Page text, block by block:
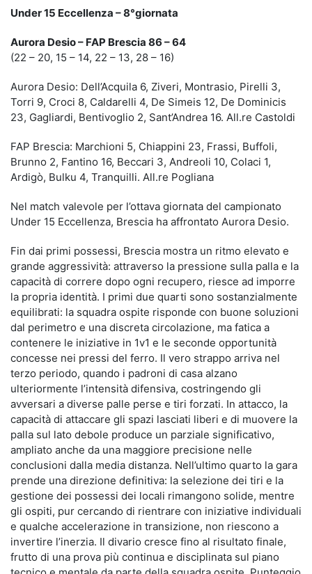
Under 15 Eccellenza – 8°giornata
Aurora Desio – FAP Brescia 86 – 64
(22 – 20, 15 – 14, 22 – 13, 28 – 16)
Aurora Desio: Dell’Acquila 6, Ziveri, Montrasio, Pirelli 3,
Torri 9, Croci 8, Caldarelli 4, De Simeis 12, De Dominicis
23, Gagliardi, Bentivoglio 2, Sant’Andrea 16. All.re Castoldi
FAP Brescia: Marchioni 5, Chiappini 23, Frassi, Buffoli,
Brunno 2, Fantino 16, Beccari 3, Andreoli 10, Colaci 1,
Ardigò, Bulku 4, Tranquilli. All.re Pogliana
Nel match valevole per l’ottava giornata del campionato
Under 15 Eccellenza, Brescia ha affrontato Aurora Desio.
Fin dai primi possessi, Brescia mostra un ritmo elevato e
grande aggressività: attraverso la pressione sulla palla e la
capacità di correre dopo ogni recupero, riesce ad imporre
la propria identità. I primi due quarti sono sostanzialmente
equilibrati: la squadra ospite risponde con buone soluzioni
dal perimetro e una discreta circolazione, ma fatica a
contenere le iniziative in 1v1 e le seconde opportunità
concesse nei pressi del ferro. Il vero strappo arriva nel
terzo periodo, quando i padroni di casa alzano
ulteriormente l’intensità difensiva, costringendo gli
avversari a diverse palle perse e tiri forzati. In attacco, la
capacità di attaccare gli spazi lasciati liberi e di muovere la
palla sul lato debole produce un parziale significativo,
ampliato anche da una maggiore precisione nelle
conclusioni dalla media distanza. Nell’ultimo quarto la gara
prende una direzione definitiva: la selezione dei tiri e la
gestione dei possessi dei locali rimangono solide, mentre
gli ospiti, pur cercando di rientrare con iniziative individuali
e qualche accelerazione in transizione, non riescono a
invertire l’inerzia. Il divario cresce fino al risultato finale,
frutto di una prova più continua e disciplinata sul piano